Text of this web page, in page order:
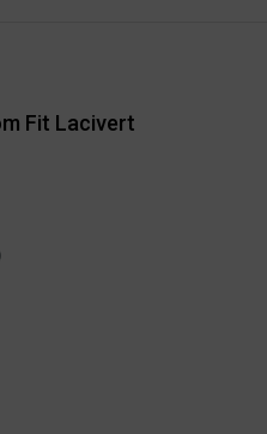
Fit Lacivert